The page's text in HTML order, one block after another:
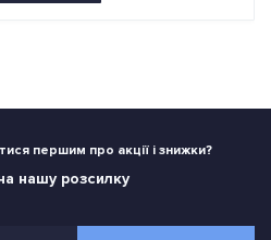
першим про акції і знижки?
нашу розсилку